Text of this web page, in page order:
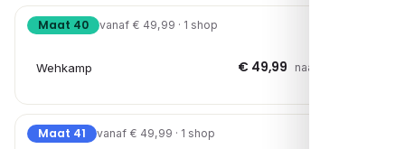
Maat 40 vanaf € 49,99 · 1 shop
Wehkamp € 49,99 naar shop →
Maat 41 vanaf € 49,99 · 1 shop